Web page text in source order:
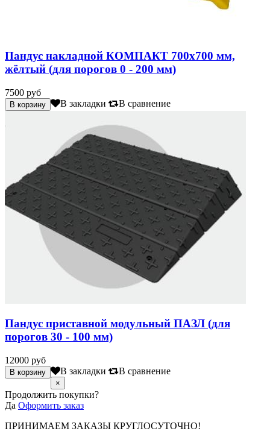
Пандус накладной КОМПАКТ 700х700 мм,
жёлтый (для порогов 0 - 200 мм)
7500 руб
В закладки В сравнение
Пандус приставной модульный ПАЗЛ (для
порогов 30 - 100 мм)
12000 руб
В закладки В сравнение
×
Продолжить покупки?
Да Оформить заказ
ПРИНИМАЕМ ЗАКАЗЫ КРУГЛОСУТОЧНО!